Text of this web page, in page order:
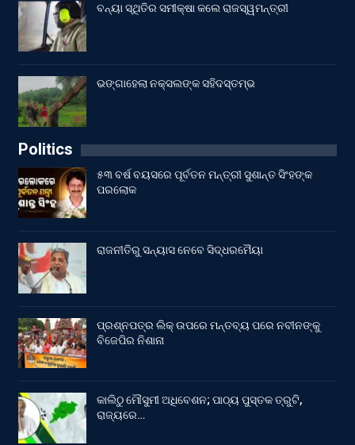
ବନ୍ୟା ସ୍ଥିତିର ସମୀକ୍ଷା କଲେ ରାଜସ୍ୱମନ୍ତ୍ରୀ
ଭଙ୍ଗାହେଲା ନକ୍ସଲଙ୍କ ସହିଦସ୍ତମ୍ଭ
Politics
୫୩ ବର୍ଷ ବୟସରେ ପୂର୍ବତନ ମନ୍ତ୍ରୀ ସୁଶାନ୍ତ ସିଂହଙ୍କ
ପରଲୋକ
ରାଜନୀତିରୁ ସନ୍ୟାସ ନେବେ ସିଦ୍ଧରମୈୟା
ପ୍ରଶ୍ନପତ୍ର ଲିକ୍ ଉପରେ ମନ୍ତବ୍ୟ ପରେ ନବୀନଙ୍କୁ
ବିଜେପିର ନିଶାନା
କାଲିଠୁ ମୌସୁମୀ ଅଧିବେଶନ; ପାଠ୍ୟ ପୁସ୍ତକ ତ୍ରୁଟି,
ରାଜ୍ୟରେ…